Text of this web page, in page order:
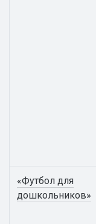
«Футбол для
дошкольников»